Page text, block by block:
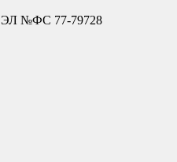
ЭЛ №ФС 77-79728